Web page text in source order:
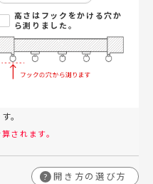
高さはフックをかける穴か
ら測りました。
。
されます。
? 開き方の選び方